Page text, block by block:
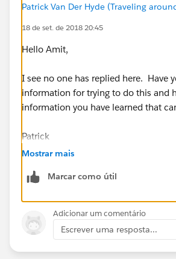
Patrick Van Der Hyde (Traveling
18 de set. de 2018 20:45
Hello Amit,
I see no one has replied here. Have
information for trying to do this and
information you have learned that
Patrick
Mostrar mais
Marcar como útil
Adicionar um comentário
Escrever uma resposta...